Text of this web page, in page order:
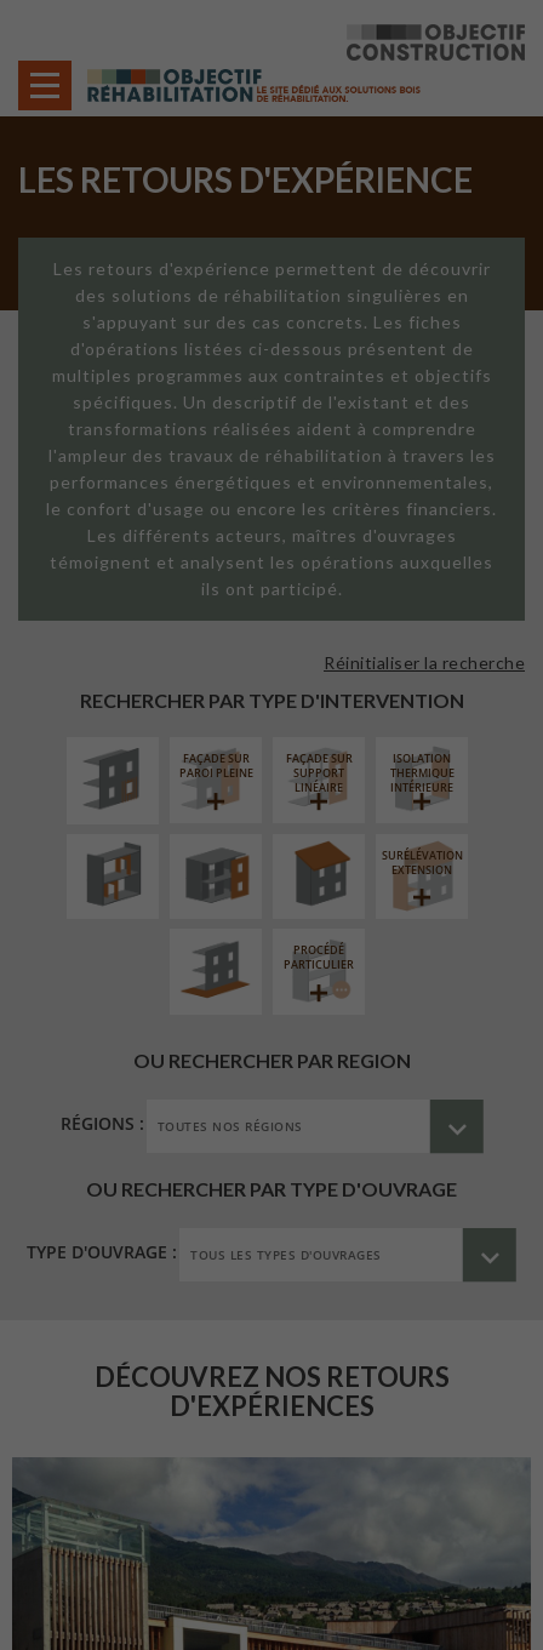
LES RETOURS D'EXPÉRIENCE
Les retours d'expérience permettent de découvrir
des solutions de réhabilitation singulières en
s'appuyant sur des cas concrets. Les fiches
d'opérations listées ci-dessous présentent de
multiples programmes aux contraintes et objectifs
spécifiques. Un descriptif de l'existant et des
transformations réalisées aident à comprendre
l'ampleur des travaux de réhabilitation à travers les
performances énergétiques et environnementales,
le confort d'usage ou encore les critères financiers.
Les différents acteurs, maîtres d'ouvrages
témoignent et analysent les opérations auxquelles
ils ont participé.
RECHERCHER PAR TYPE D'INTERVENTION
Réinitialiser la recherche
EXTÉRIEURE
FAÇADE SUR
PAROI PLEINE
FAÇADE SUR
SUPPORT
LINÉAIRE
ISOLATION
THERMIQUE
INTÉRIEURE
RÉAMÉNAGEMENT
INTÉRIEUR
FERMETURE
LOGGIAS
RÉFECTION DES
TOITURES
SURÉLÉVATION
EXTENSION
AMÉNAGEMENT
EXTÉRIEUR
PROCÉDÉ
PARTICULIER
OU RECHERCHER PAR REGION
RÉGIONS :
OU RECHERCHER PAR TYPE D'OUVRAGE
TYPE D'OUVRAGE :
DÉCOUVREZ NOS RETOURS
D'EXPÉRIENCES